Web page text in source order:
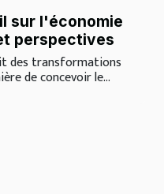
sur l'économie
perspectives
des transformations
de concevoir le...